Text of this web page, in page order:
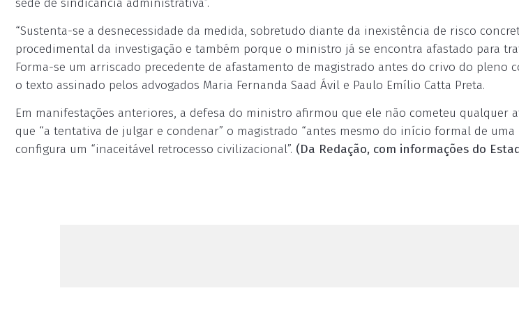
sede de sindicância administrativa”.
“Sustenta-se a desnecessidade da medida, sobretudo diante da inexistência de risco
procedimental da investigação e também porque o ministro já se encontra afastado para
Forma-se um arriscado precedente de afastamento de magistrado antes do crivo do pleno
o texto assinado pelos advogados Maria Fernanda Saad Ávil e Paulo Emílio Catta Preta.
Em manifestações anteriores, a defesa do ministro afirmou que ele não cometeu qualquer
que “a tentativa de julgar e condenar” o magistrado “antes mesmo do início formal de uma
configura um “inaceitável retrocesso civilizacional”. (Da Redação, com informações do